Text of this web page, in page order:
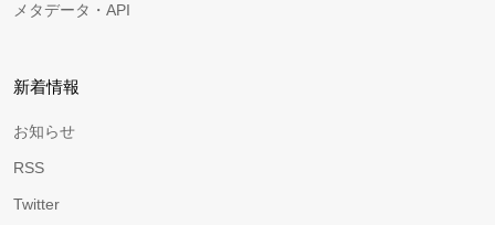
メタデータ・API
新着情報
お知らせ
RSS
Twitter